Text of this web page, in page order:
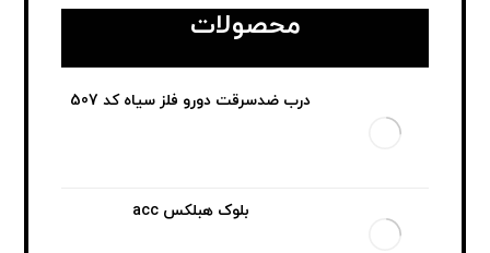
محصولات
درب ضدسرقت دورو فلز سیاه کد 507
بلوک هبلکس acc